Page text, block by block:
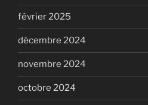
février 2025
décembre 2024
novembre 2024
octobre 2024